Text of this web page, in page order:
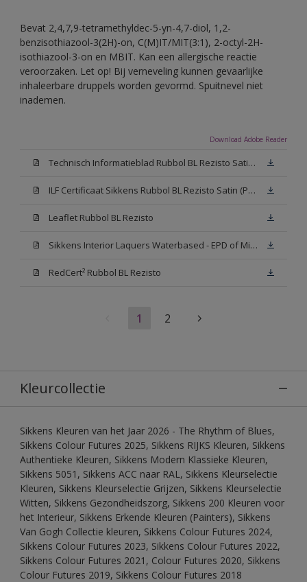
Bevat 2,4,7,9-tetramethyldec-5-yn-4,7-diol, 1,2-
benzisothiazool-3(2H)-on, C(M)IT/MIT(3:1), 2-octyl-2H-
isothiazool-3-on en MBIT. Kan een allergische reactie
veroorzaken. Let op! Bij verneveling kunnen gevaarlijke
inhaleerbare druppels worden gevormd. Spuitnevel niet
inademen.
Download Adobe Reader
Technisch Informatieblad Rubbol BL Rezisto Satin (PDF)
ILF Certificaat Sikkens Rubbol BL Rezisto Satin (PDF)
Leaflet Rubbol BL Rezisto
Sikkens Interior Laquers Waterbased - EPD of Milieuproductverklaring
RedCert² Rubbol BL Rezisto
1 2
Kleurcollectie
Sikkens Kleuren van het Jaar 2026 - The Rhythm of Blues,
Sikkens Colour Futures 2025, Sikkens RIJKS Kleuren, Sikkens
Authentieke Kleuren, Sikkens Modern Klassieke Kleuren,
Sikkens 5051, Sikkens ACC naar RAL, Sikkens Kleurselectie
Kleuren, Sikkens Kleurselectie Grijzen, Sikkens Kleurselectie
Witten, Sikkens Gezondheidszorg, Sikkens 200 Kleuren voor
het Interieur, Sikkens Erkende Kleuren (Painters), Sikkens
Van Gogh Collectie kleuren, Sikkens Colour Futures 2024,
Sikkens Colour Futures 2023, Sikkens Colour Futures 2022,
Sikkens Colour Futures 2021, Colour Futures 2020, Sikkens
Colour Futures 2019, Sikkens Colour Futures 2018